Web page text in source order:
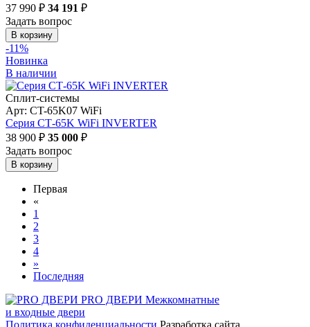
37 990 ₽ 34 191 ₽
Задать вопрос
В корзину
-11%
Новинка
В наличии
Сплит-системы
Арт: CT-65K07 WiFi
Серия СТ-65K WiFi INVERTER
38 900 ₽ 35 000 ₽
Задать вопрос
В корзину
Первая
«
1
2
3
4
»
Последняя
PRO ДВЕРИ Межкомнатные
и входные двери
Политика конфиденциальности Разработка сайта